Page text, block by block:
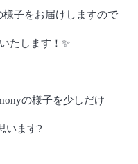
子をお届けしますので
たします！✨
の様子を少しだけ
います?